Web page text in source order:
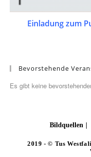
Einladung zum
Bevorstehende
Es gibt keine
Bildquellen
2019 - © Tus